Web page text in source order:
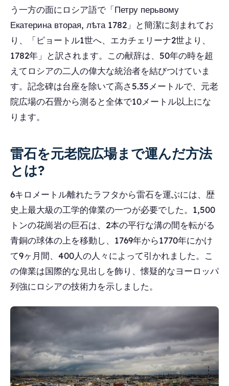
う一方の面にロシア語で「Петру перьвому
Екатерина вторая, лѣта 1782」と簡潔に刻まれてお
り、「ピョートル1世へ、エカチェリーナ2世より、
1782年」と訳されます。この献辞は、50年の時を超
えてロシアの二人の偉大な統治者を結びつけていま
す。記念碑は台座を除いて高さ5.35メートルで、元老
院広場の石畳から測ると全体で10メートル以上にな
ります。
雷石を元老院広場まで運んだ方法
とは?
6キロメートル離れたラフタから雷石を運ぶには、歴
史上最大級の工学的偉業の一つが必要でした。1,500
トンの花崗岩の巨石は、2本の平行な溝の間を転がる
青銅の球体の上を移動し、1769年から1770年にかけ
て9ヶ月間、400人の人々によって引かれました。こ
の偉業は国際的な見出しを飾り、懐疑的なヨーロッパ
列強にロシアの技術力を示しました。